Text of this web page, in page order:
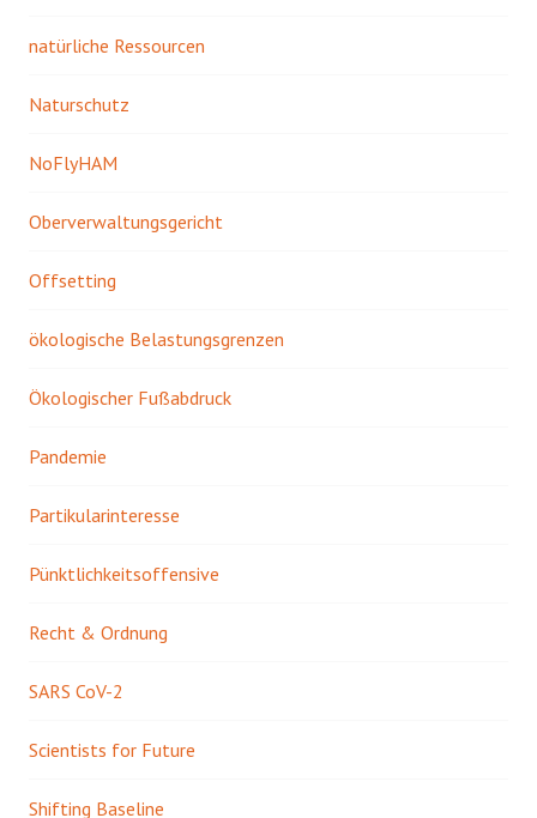
natürliche Ressourcen
Naturschutz
NoFlyHAM
Oberverwaltungsgericht
Offsetting
ökologische Belastungsgrenzen
Ökologischer Fußabdruck
Pandemie
Partikularinteresse
Pünktlichkeitsoffensive
Recht & Ordnung
SARS CoV-2
Scientists for Future
Shifting Baseline